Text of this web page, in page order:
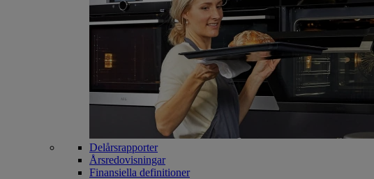
Delårsrapporter
Årsredovisningar
Finansiella definitioner